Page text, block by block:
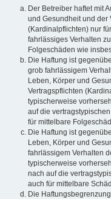
Der Betreiber haftet mit
und Gesundheit und der
(Kardinalpflichten) nur
fahrlässiges Verhalten
Folgeschäden wie
Die Haftung ist
grob fahrlässigem
Leben, Körper und
Vertragspflichten
typischerweise
auf die
für mittelbare
Die Haftung ist
Leben, Körper und
fahrlässigem Verhalten
typischerweise
nach auf die
auch für mittelbare
Die